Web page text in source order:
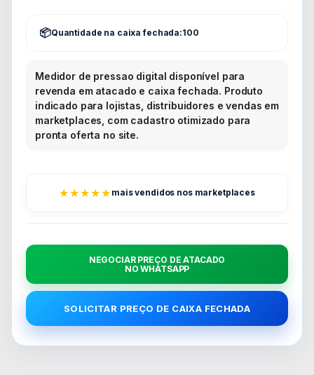
Quantidade na caixa fechada:100
Medidor de pressao digital disponível para
revenda em atacado e caixa fechada. Produto
indicado para lojistas, distribuidores e vendas em
marketplaces, com cadastro otimizado para
pronta oferta no site.
★★★★★ mais vendidos nos marketplaces
NEGOCIAR PREÇO DE ATACADO
NO WHATSAPP
SOLICITAR PREÇO DE CAIXA FECHADA